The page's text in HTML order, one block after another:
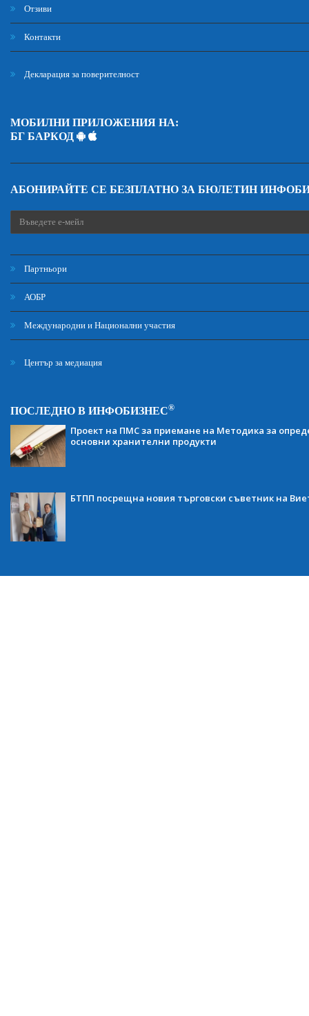
Отзиви
Контакти
Декларация за поверителност
МОБИЛНИ ПРИЛОЖЕНИЯ НА:
БГ БАРКОД
АБОНИРАЙТЕ СЕ БЕЗПЛАТНО ЗА БЮЛЕТИН
Партньори
АОБР
Международни и Национални участия
Център за медиация
ПОСЛЕДНО В ИНФОБИЗНЕС®
Проект на ПМС за приемане на Методика за
основни хранителни продукти
БТПП посрещна новия търговски съветник на